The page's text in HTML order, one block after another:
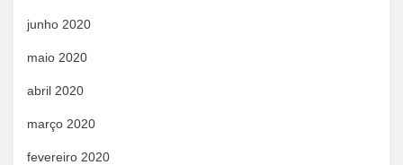
junho 2020
maio 2020
abril 2020
março 2020
fevereiro 2020